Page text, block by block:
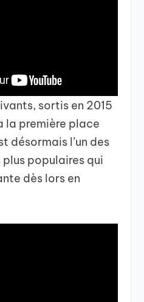
sortis en 2015
la première place
désormais l’un des
populaires qui
dès lors en